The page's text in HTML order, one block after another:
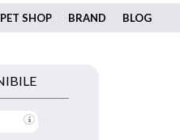
PET SHOP BRAND BLOG